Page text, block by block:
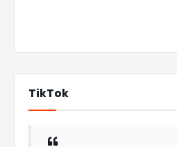
TikTok